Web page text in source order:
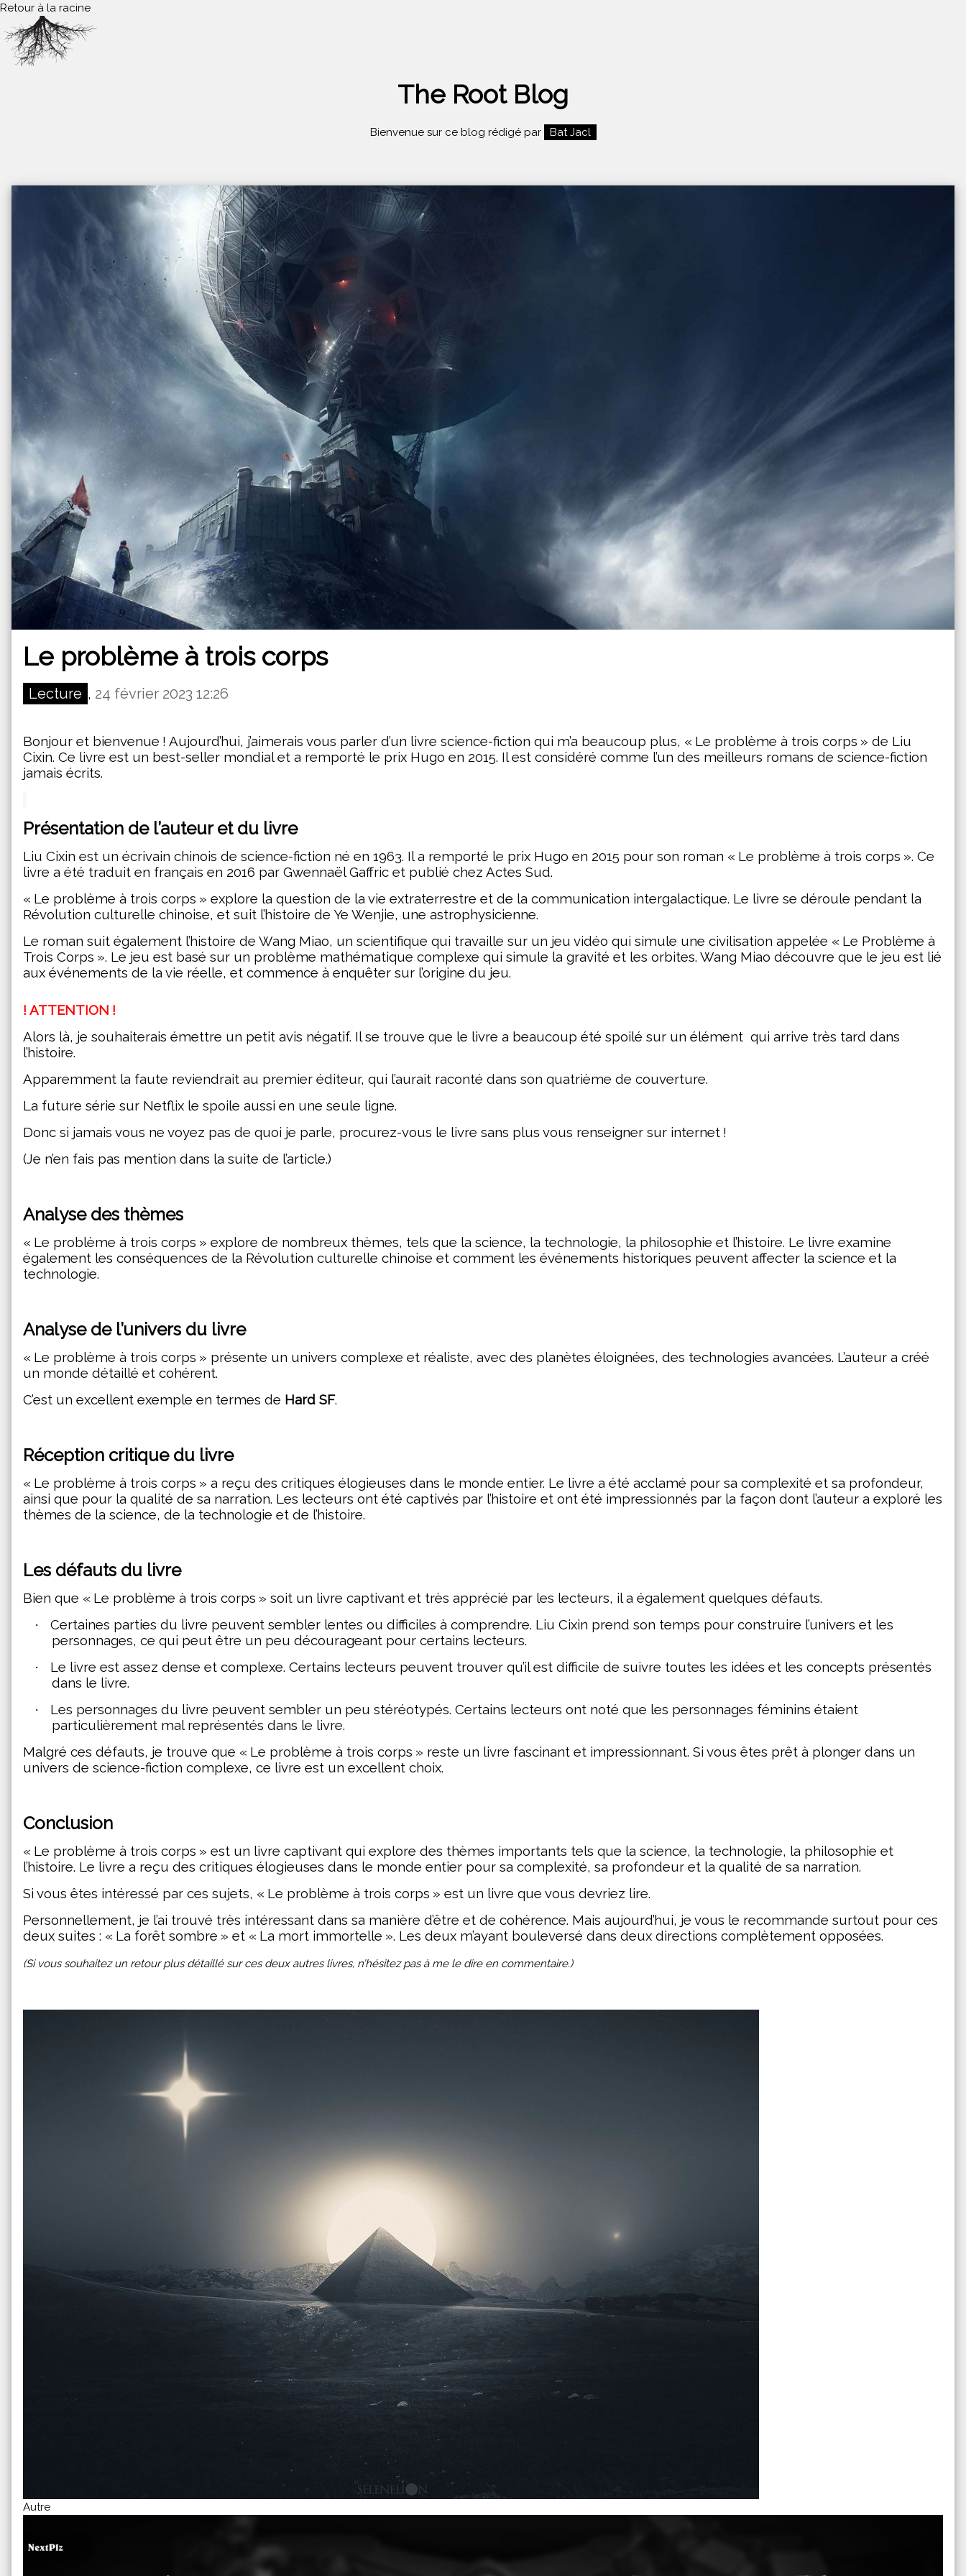
Retour à la racine
The Root Blog
Bienvenue sur ce blog rédigé par Bat Jacl
Le problème à trois corps
Lecture , 24 février 2023 12:26
Bonjour et bienvenue ! Aujourd’hui, j’aimerais vous parler d’un livre science-fiction qui m’a beaucoup plus, « Le problème à trois corps » de Liu
Cixin. Ce livre est un best-seller mondial et a remporté le prix Hugo en 2015. Il est considéré comme l’un des meilleurs romans de science-fiction
jamais écrits.
Présentation de l’auteur et du livre
Liu Cixin est un écrivain chinois de science-fiction né en 1963. Il a remporté le prix Hugo en 2015 pour son roman « Le problème à trois corps ». Ce
livre a été traduit en français en 2016 par Gwennaël Gaffric et publié chez Actes Sud.
« Le problème à trois corps » explore la question de la vie extraterrestre et de la communication intergalactique. Le livre se déroule pendant la
Révolution culturelle chinoise, et suit l’histoire de Ye Wenjie, une astrophysicienne.
Le roman suit également l’histoire de Wang Miao, un scientifique qui travaille sur un jeu vidéo qui simule une civilisation appelée « Le Problème à
Trois Corps ». Le jeu est basé sur un problème mathématique complexe qui simule la gravité et les orbites. Wang Miao découvre que le jeu est lié
aux événements de la vie réelle, et commence à enquêter sur l’origine du jeu.
! ATTENTION !
Alors là, je souhaiterais émettre un petit avis négatif. Il se trouve que le livre a beaucoup été spoilé sur un élément qui arrive très tard dans
l’histoire.
Apparemment la faute reviendrait au premier éditeur, qui l’aurait raconté dans son quatrième de couverture.
La future série sur Netflix le spoile aussi en une seule ligne.
Donc si jamais vous ne voyez pas de quoi je parle, procurez-vous le livre sans plus vous renseigner sur internet !
(Je n’en fais pas mention dans la suite de l’article.)
Analyse des thèmes
« Le problème à trois corps » explore de nombreux thèmes, tels que la science, la technologie, la philosophie et l’histoire. Le livre examine
également les conséquences de la Révolution culturelle chinoise et comment les événements historiques peuvent affecter la science et la
technologie.
Analyse de l’univers du livre
« Le problème à trois corps » présente un univers complexe et réaliste, avec des planètes éloignées, des technologies avancées. L’auteur a créé
un monde détaillé et cohérent.
C’est un excellent exemple en termes de Hard SF.
Réception critique du livre
« Le problème à trois corps » a reçu des critiques élogieuses dans le monde entier. Le livre a été acclamé pour sa complexité et sa profondeur,
ainsi que pour la qualité de sa narration. Les lecteurs ont été captivés par l’histoire et ont été impressionnés par la façon dont l’auteur a exploré les
thèmes de la science, de la technologie et de l’histoire.
Les défauts du livre
Bien que « Le problème à trois corps » soit un livre captivant et très apprécié par les lecteurs, il a également quelques défauts.
·
Certaines parties du livre peuvent sembler lentes ou difficiles à comprendre. Liu Cixin prend son temps pour construire l’univers et les
personnages, ce qui peut être un peu décourageant pour certains lecteurs.
·
Le livre est assez dense et complexe. Certains lecteurs peuvent trouver qu’il est difficile de suivre toutes les idées et les concepts présentés
dans le livre.
·
Les personnages du livre peuvent sembler un peu stéréotypés. Certains lecteurs ont noté que les personnages féminins étaient
particulièrement mal représentés dans le livre.
Malgré ces défauts, je trouve que « Le problème à trois corps » reste un livre fascinant et impressionnant. Si vous êtes prêt à plonger dans un
univers de science-fiction complexe, ce livre est un excellent choix.
Conclusion
« Le problème à trois corps » est un livre captivant qui explore des thèmes importants tels que la science, la technologie, la philosophie et
l’histoire. Le livre a reçu des critiques élogieuses dans le monde entier pour sa complexité, sa profondeur et la qualité de sa narration.
Si vous êtes intéressé par ces sujets, « Le problème à trois corps » est un livre que vous devriez lire.
Personnellement, je l’ai trouvé très intéressant dans sa manière d’être et de cohérence. Mais aujourd’hui, je vous le recommande surtout pour ces
deux suites : « La forêt sombre » et « La mort immortelle ». Les deux m’ayant bouleversé dans deux directions complètement opposées.
(Si vous souhaitez un retour plus détaillé sur ces deux autres livres, n’hésitez pas à me le dire en commentaire.)
Autre